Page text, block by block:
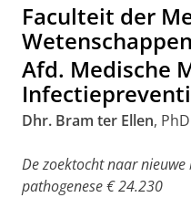
Faculteit der
Afd. Medische
Dhr. Bram ter Ellen, PhD
De zoektocht naar
pathogenese € 24.230